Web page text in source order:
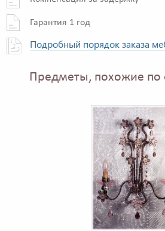
Гарантия 1 год
Подробный порядок заказа
Предметы, похожие по